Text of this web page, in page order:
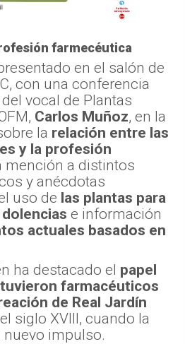
farmecéutica
en el salón de
con una conferencia
vocal de Plantas
Carlos Muñoz, en la
la relación entre las
y la profesión
mención a distintos
y anécdotas
uso de las plantas para
e información
actuales basados en
ha destacado el papel
farmacéuticos
de Real Jardín
siglo XVIII, cuando la
impulso.